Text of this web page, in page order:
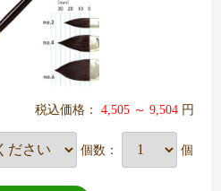
税込価格： 4,505 ～ 9,504 円
個数： 個